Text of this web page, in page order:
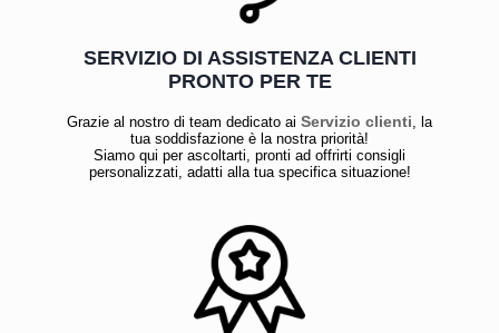
SERVIZIO DI ASSISTENZA CLIENTI
PRONTO PER TE
Grazie al nostro di team dedicato ai Servizio clienti , la
tua soddisfazione è la nostra priorità!
Siamo qui per ascoltarti, pronti ad offrirti consigli
personalizzati, adatti alla tua specifica situazione!